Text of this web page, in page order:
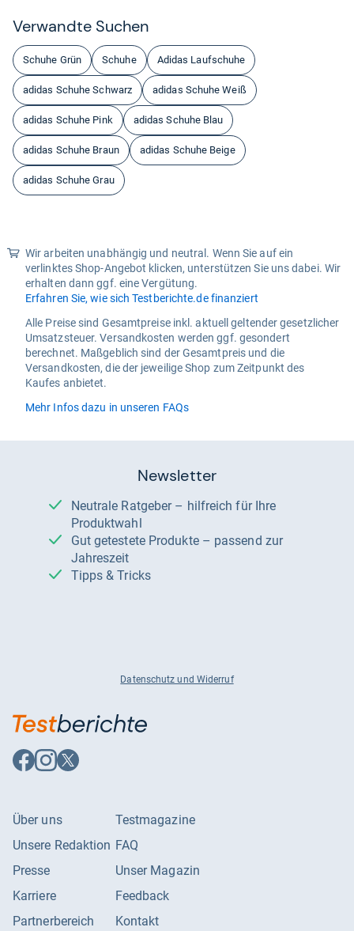
Ver­wandte Suchen
Schuhe Grün Schuhe Adidas Laufschuhe
adidas Schuhe Schwarz adidas Schuhe Weiß
adidas Schuhe Pink adidas Schuhe Blau
adidas Schuhe Braun adidas Schuhe Beige
adidas Schuhe Grau
Wir arbeiten unabhängig und neutral. Wenn Sie auf ein
verlinktes Shop-Angebot klicken, unterstützen Sie uns dabei. Wir
erhalten dann ggf. eine Vergütung.
Erfahren Sie, wie sich Testberichte.de finanziert
Alle Preise sind Gesamtpreise inkl. aktuell geltender gesetzlicher
Umsatzsteuer. Versandkosten werden ggf. gesondert
berechnet. Maßgeblich sind der Gesamtpreis und die
Versandkosten, die der jeweilige Shop zum Zeitpunkt des
Kaufes anbietet.
Mehr Infos dazu in unseren FAQs
Newsletter
Neutrale Ratgeber – hilfreich für Ihre
Produktwahl
Gut getestete Produkte – passend zur
Jahreszeit
Tipps & Tricks
Datenschutz und Widerruf
Auf
Facebook
Auf
Instagram
Auf
X
Über uns
Unsere Redaktion
Presse
Karriere
Partnerbereich
Testmagazine
FAQ
Unser Magazin
Feedback
Kontakt